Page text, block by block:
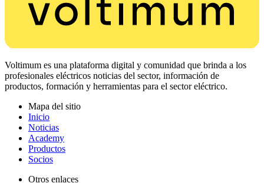
Voltimum es una plataforma digital y comunidad que brinda a los
profesionales eléctricos noticias del sector, información de
productos, formación y herramientas para el sector eléctrico.
Mapa del sitio
Inicio
Noticias
Academy
Productos
Socios
Otros enlaces